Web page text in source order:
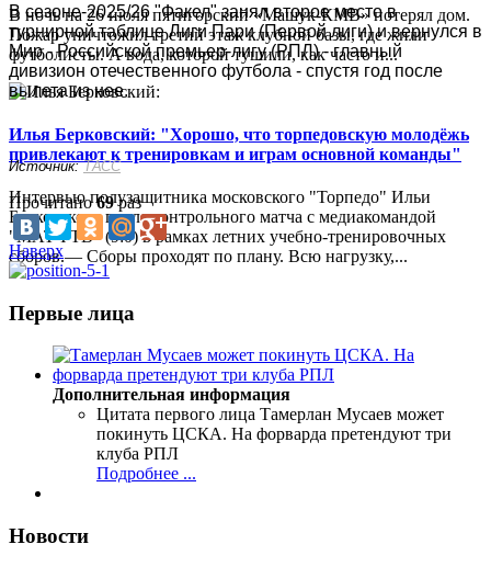
В ночь на 26 июля пятигорский «Машук-КМВ» потерял дом.
Пожар уничтожил третий этаж клубной базы, где жили
футболисты. А вода, которой тушили, как часто и...
Илья Берковский: "Хорошо, что торпедовскую молодёжь
привлекают к тренировкам и играм основной команды"
Интервью полузащитника московского "Торпедо" Ильи
Берковского после контрольного матча с медиакомандой
"МАТЧ ТВ" (9:0) в рамках летних учебно-тренировочных
сборов.— Сборы проходят по плану. Всю нагрузку,...
В сезоне-2025/26 "Факел" занял второе место в
турнирной таблице Лиги Пари (Первой лиги) и вернулся в
Мир - Российской премьер-лигу (РПЛ) - главный
дивизион отечественного футбола - спустя год после
вылета из нее.
Источник:ТАСС
Прочитано69раз
Наверх
Первые лица
Дополнительная информация
Цитата первого лица Тамерлан Мусаев может
покинуть ЦСКА. На форварда претендуют три
клуба РПЛ
Подробнее ...
Новости